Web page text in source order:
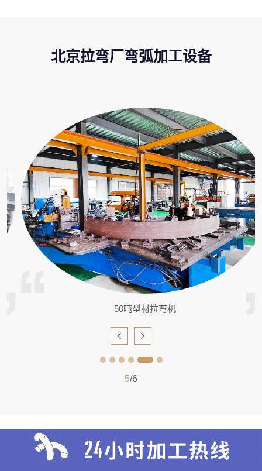
北京拉弯厂弯弧加工设备
50吨型材拉弯机
5/6